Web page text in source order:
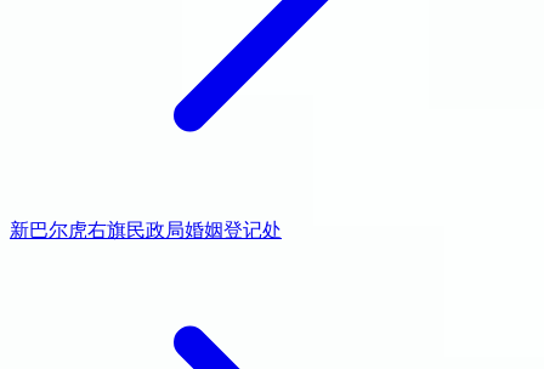
新巴尔虎右旗民政局婚姻登记处